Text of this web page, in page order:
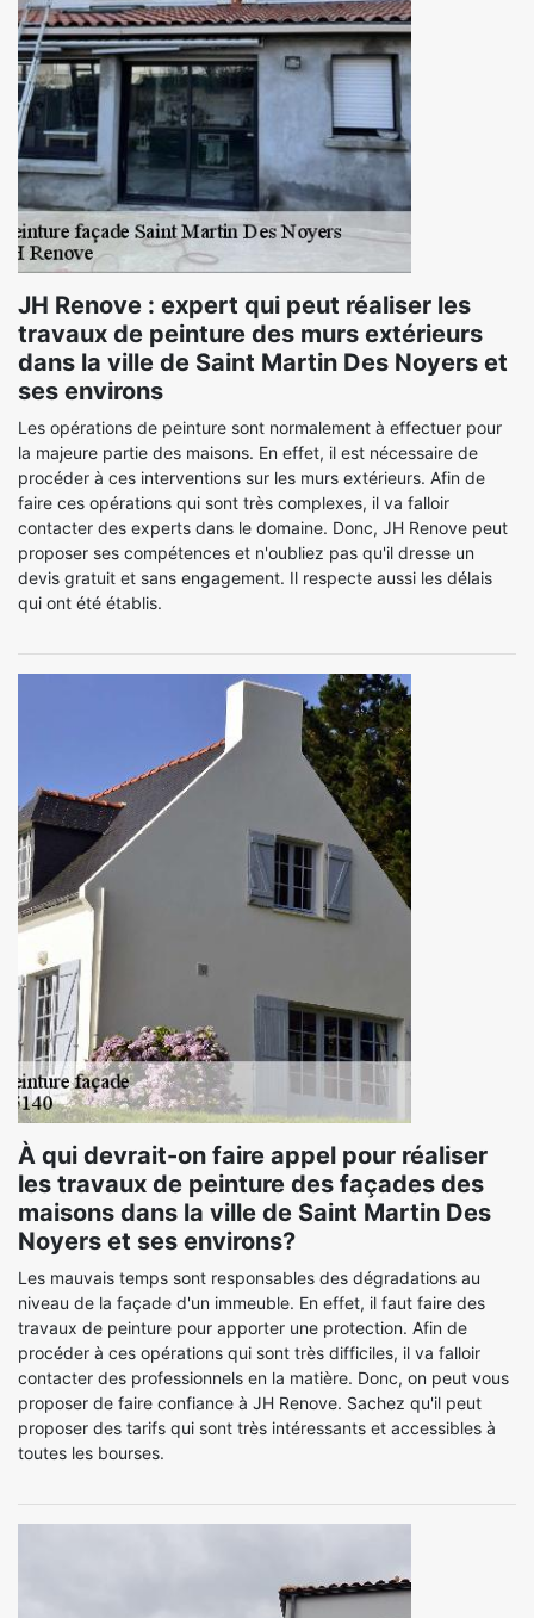
JH Renove : expert qui peut réaliser les
travaux de peinture des murs extérieurs
dans la ville de Saint Martin Des Noyers et
ses environs
Les opérations de peinture sont normalement à effectuer pour
la majeure partie des maisons. En effet, il est nécessaire de
procéder à ces interventions sur les murs extérieurs. Afin de
faire ces opérations qui sont très complexes, il va falloir
contacter des experts dans le domaine. Donc, JH Renove peut
proposer ses compétences et n'oubliez pas qu'il dresse un
devis gratuit et sans engagement. Il respecte aussi les délais
qui ont été établis.
À qui devrait-on faire appel pour réaliser
les travaux de peinture des façades des
maisons dans la ville de Saint Martin Des
Noyers et ses environs?
Les mauvais temps sont responsables des dégradations au
niveau de la façade d'un immeuble. En effet, il faut faire des
travaux de peinture pour apporter une protection. Afin de
procéder à ces opérations qui sont très difficiles, il va falloir
contacter des professionnels en la matière. Donc, on peut vous
proposer de faire confiance à JH Renove. Sachez qu'il peut
proposer des tarifs qui sont très intéressants et accessibles à
toutes les bourses.